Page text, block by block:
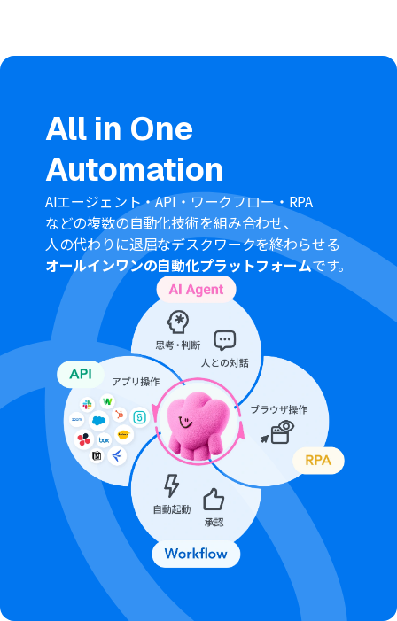
Clockifyで作成するタスクの内容は、Trelloのカード名や
■注意事項
ClockifyとTrelloのそれぞれとYoomを連携してくださ
い。
分岐はパーソナルプラン以上のプランでご利用いただけ
る機能（オペレーション）となっております。フリープラ
ンの場合は設定しているフローボットのオペレーション
はエラーとなりますので、ご注意ください。
パーソナルプランなどの有料プランは、2週間の無料トラ
イアルを行うことが可能です。無料トライアル中には制限
対象のアプリや機能（オペレーション）を使用すること
ができます。
All in One
Automation
AIエージェント・API・ワークフロー・RPA
などの複数の自動化技術を組み合わせ、
人の代わりに退屈なデスクワークを終わらせる
オールインワンの自動化プラットフォームです。